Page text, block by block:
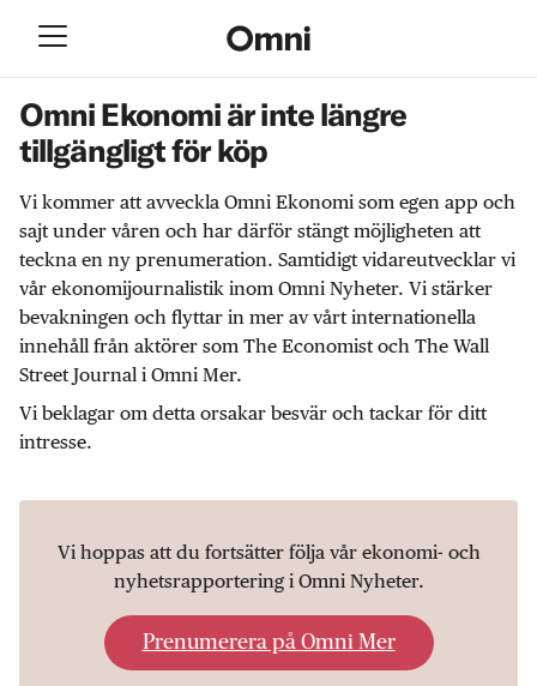
Omni Ekonomi är inte längre
tillgängligt för köp
Vi kommer att avveckla Omni Ekonomi som egen app och
sajt under våren och har därför stängt möjligheten att
teckna en ny prenumeration. Samtidigt vidareutvecklar vi
vår ekonomijournalistik inom Omni Nyheter. Vi stärker
bevakningen och flyttar in mer av vårt internationella
innehåll från aktörer som The Economist och The Wall
Street Journal i Omni Mer.
Vi beklagar om detta orsakar besvär och tackar för ditt
intresse.
Vi hoppas att du fortsätter följa vår ekonomi- och
nyhetsrapportering i Omni Nyheter.
Prenumerera på Omni Mer